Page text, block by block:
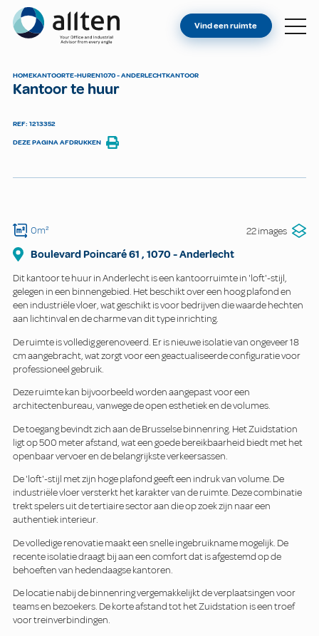
Allten
VIND EEN RUIMTE
Vind een ruimte
HOMEKANTOORTE-HUREN1070 - ANDERLECHTKANTOOR
Kantoor te huur
REF: 1213352
DEZE PAGINA AFDRUKKEN
0m² 22 images
Boulevard Poincaré 61 , 1070 -Anderlecht
Dit kantoor te huur in Anderlecht is een kantoorruimte in 'loft'-stijl,
gelegen in een binnengebied. Het beschikt over een hoog plafond en
een industriële vloer, wat geschikt is voor bedrijven die waarde hechten
aan lichtinval en de charme van dit type inrichting.
De ruimte is volledig gerenoveerd. Er is nieuwe isolatie van ongeveer 18
cm aangebracht, wat zorgt voor een geactualiseerde configuratie voor
professioneel gebruik.
Deze ruimte kan bijvoorbeeld worden aangepast voor een
architectenbureau, vanwege de open esthetiek en de volumes.
De toegang bevindt zich aan de Brusselse binnenring. Het Zuidstation
ligt op 500 meter afstand, wat een goede bereikbaarheid biedt met het
openbaar vervoer en de belangrijkste verkeersassen.
De 'loft'-stijl met zijn hoge plafond geeft een indruk van volume. De
industriële vloer versterkt het karakter van de ruimte. Deze combinatie
trekt spelers uit de tertiaire sector aan die op zoek zijn naar een
authentiek interieur.
De volledige renovatie maakt een snelle ingebruikname mogelijk. De
recente isolatie draagt bij aan een comfort dat is afgestemd op de
behoeften van hedendaagse kantoren.
De locatie nabij de binnenring vergemakkelijkt de verplaatsingen voor
teams en bezoekers. De korte afstand tot het Zuidstation is een troef
voor treinverbindingen.